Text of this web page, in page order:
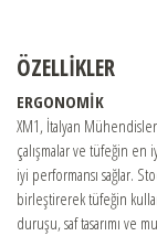
ÖZELLİKLER
ERGONOMİK
XM1, İtalyan
çalışmalar ve tüfeğin en
iyi performansı sağlar.
birleştirerek tüfeğin
duruşu, saf tasarımı ve